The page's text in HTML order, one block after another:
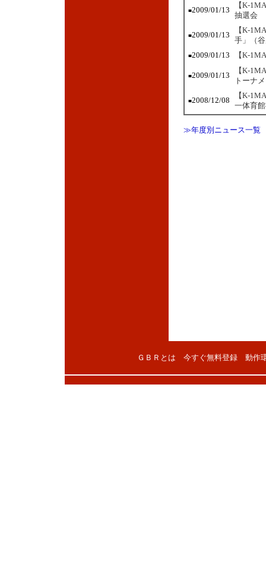
■2009/01/13
【K-
抽選会
■2009/01/13
【K-
手」（
■2009/01/13 【K-
■2009/01/13
【K-
トーナ
■2008/12/08
【K-
一体育
≫年度別ニュース一覧
ＧＢＲとは 今すぐ無料登録 動作